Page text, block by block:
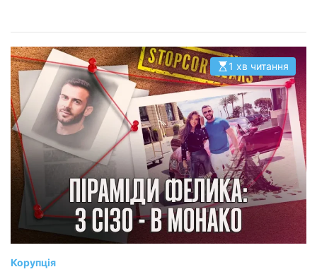
О
р
і
є
н
т
о
в
н
и
й
ч
а
с
ч
1 хв читання
Корупція